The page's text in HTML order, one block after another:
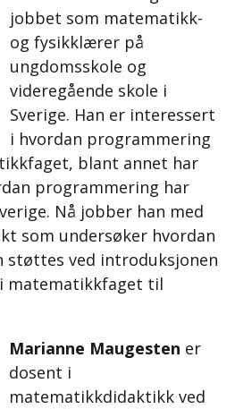
jobbet som matematikk-
og fysikklærer på
ungdomsskole og
videregående skole i
Sverige. Han er interessert
i hvordan programmering
blant annet har
programmering har
Nå jobber han med
som undersøker hvordan
støttes ved introduksjonen
matematikkfaget til
Marianne Maugesten er
dosent i
matematikkdidaktikk ved